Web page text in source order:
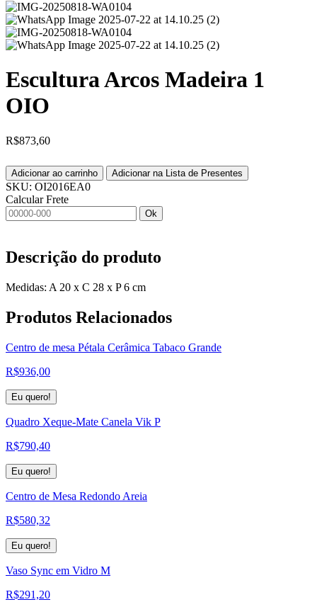
Escultura Arcos Madeira 1
OIO
R$873,60
Adicionar ao carrinho Adicionar na Lista de Presentes
SKU: OI2016EA0
Calcular Frete
Ok
Descrição do produto
Medidas: A 20 x C 28 x P 6 cm
Produtos Relacionados
Centro de mesa Pétala Cerâmica Tabaco Grande
R$936,00
Eu quero!
Quadro Xeque-Mate Canela Vik P
R$790,40
Eu quero!
Centro de Mesa Redondo Areia
R$580,32
Eu quero!
Vaso Sync em Vidro M
R$291,20